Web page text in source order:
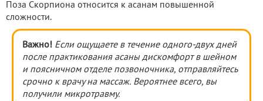
Поза Скорпиона относится к асанам повышенной
сложности.
Важно! Если ощущаете в течение одного-двух дней
после практикования асаны дискомфорт в шейном
и поясничном отделе позвоночника, отправляйтесь
срочно к врачу на массаж. Вероятнее всего, вы
получили микротравму.